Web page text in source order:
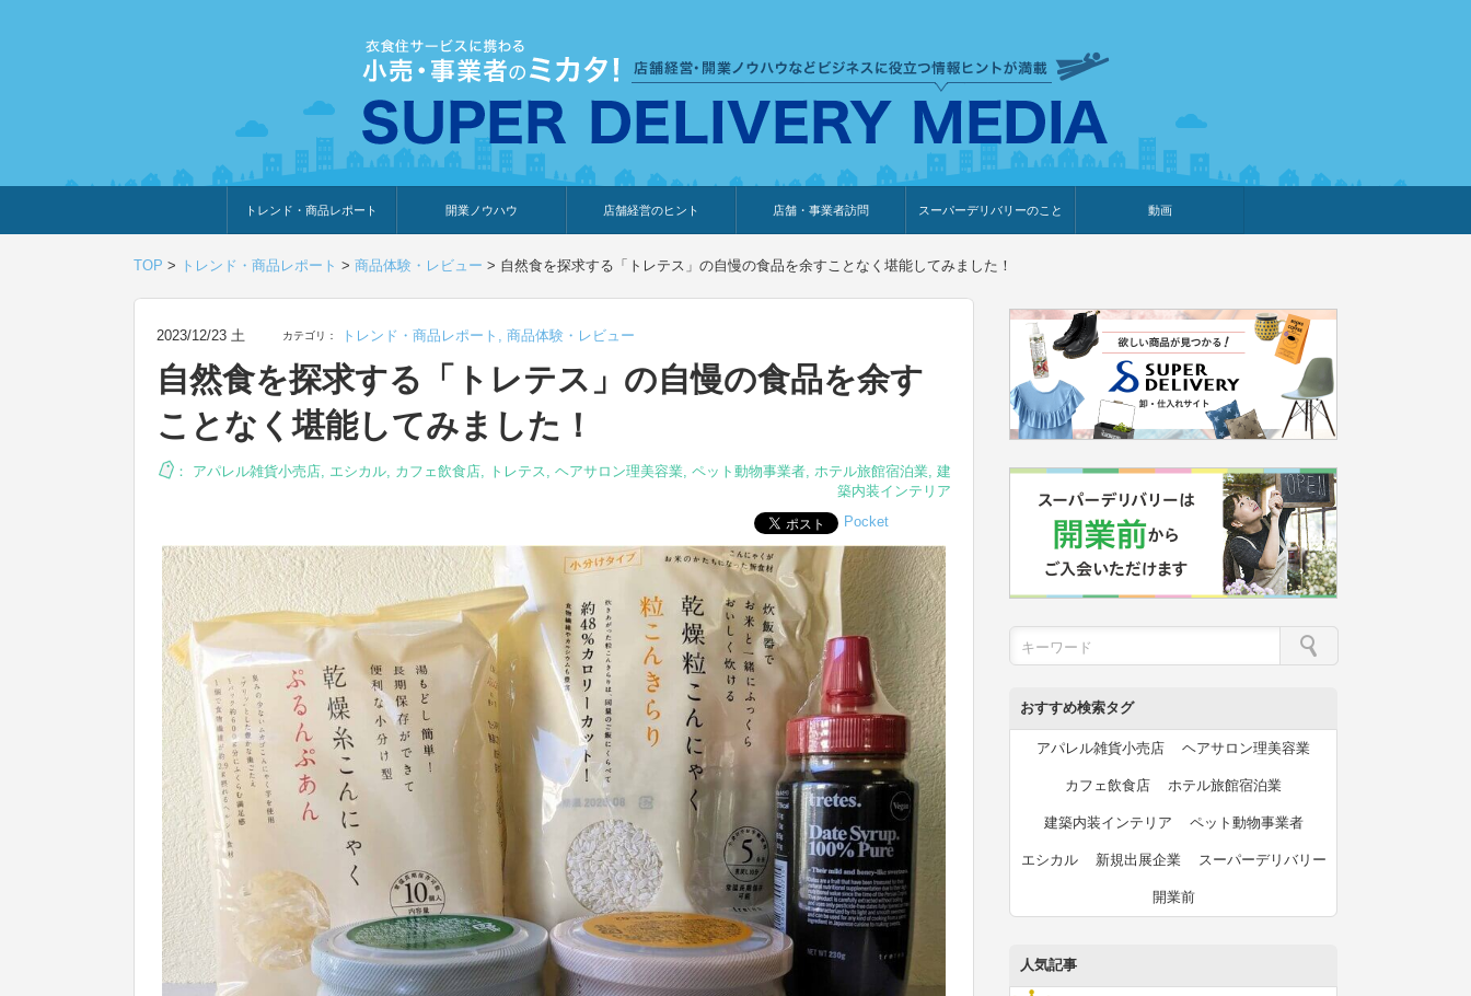
トレンド・商品レポート
トレンド・特集
人気ランキング
出展企業のおすすめ
商品体験・レビュー
暮らしの提案
開業ノウハウ
開業までの道のり
開業知識・情報
店舗経営のヒント
ウェブ集客・販売促進
仕入れ
展示会情報
接客・販売
知識情報
販促カレンダー
集客・販売促進
店舗・事業者訪問
アパレル店
カフェ・飲食店
ペットサロン
メーカー
他の業種
美容サロン
薬局
観光・ホテル旅館宿泊業
雑貨店
食料品店
スーパーデリバリーのこと
SD export
お知らせ
イベント・プレゼント企画
セミナー・調査レポート
体験型イベント・動画告知
外部メディア掲載
新規出展メーカー
動画
TOP > トレンド・商品レポート > 商品体験・レビュー > 自然食を探求する「トレテス」の自慢の食品を余すことなく堪能してみました！
2023/12/23 土 カテゴリ： トレンド・商品レポート , 商品体験・レビュー
自然食を探求する「トレテス」の自慢の食品を余す
ことなく堪能してみました！
： アパレル雑貨小売店, エシカル, カフェ飲食店, トレテス, ヘアサロン理美容業, ペット動物事業者, ホテル旅館宿泊業, 建
築内装インテリア
Pocket
おすすめ検索タグ
アパレル雑貨小売店 ヘアサロン理美容業
カフェ飲食店 ホテル旅館宿泊業
建築内装インテリア ペット動物事業者
エシカル 新規出展企業 スーパーデリバリー
開業前
人気記事